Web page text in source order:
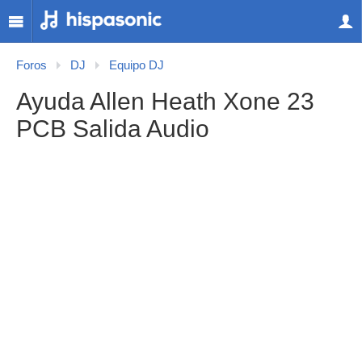
Foros DJ Equipo DJ
Ayuda Allen Heath Xone 23
PCB Salida Audio